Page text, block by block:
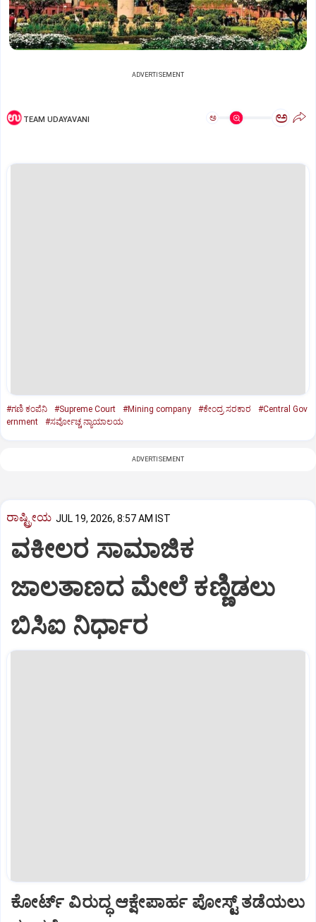
ADVERTISEMENT
TEAM UDAYAVANI ಅ ಅ
#ಗಣಿ ಕಂಪೆನಿ #Supreme Court #Mining company #ಕೇಂದ್ರ ಸರಕಾರ
#Central Gov
ernment
#ಸರ್ವೋಚ್ಚ ನ್ಯಾಯಾಲಯ
ADVERTISEMENT
ರಾಷ್ಟ್ರೀಯ JUL 19, 2026, 8:57 AM IST
ವಕೀಲರ ಸಾಮಾಜಿಕ
ಜಾಲತಾಣದ ಮೇಲೆ ಕಣ್ಣಿಡಲು
ಬಿಸಿಐ ನಿರ್ಧಾರ
ಕೋರ್ಟ್‌ ವಿರುದ್ಧ ಆಕ್ಷೇಪಾರ್ಹ ಪೋಸ್ಟ್‌ ತಡೆಯಲು